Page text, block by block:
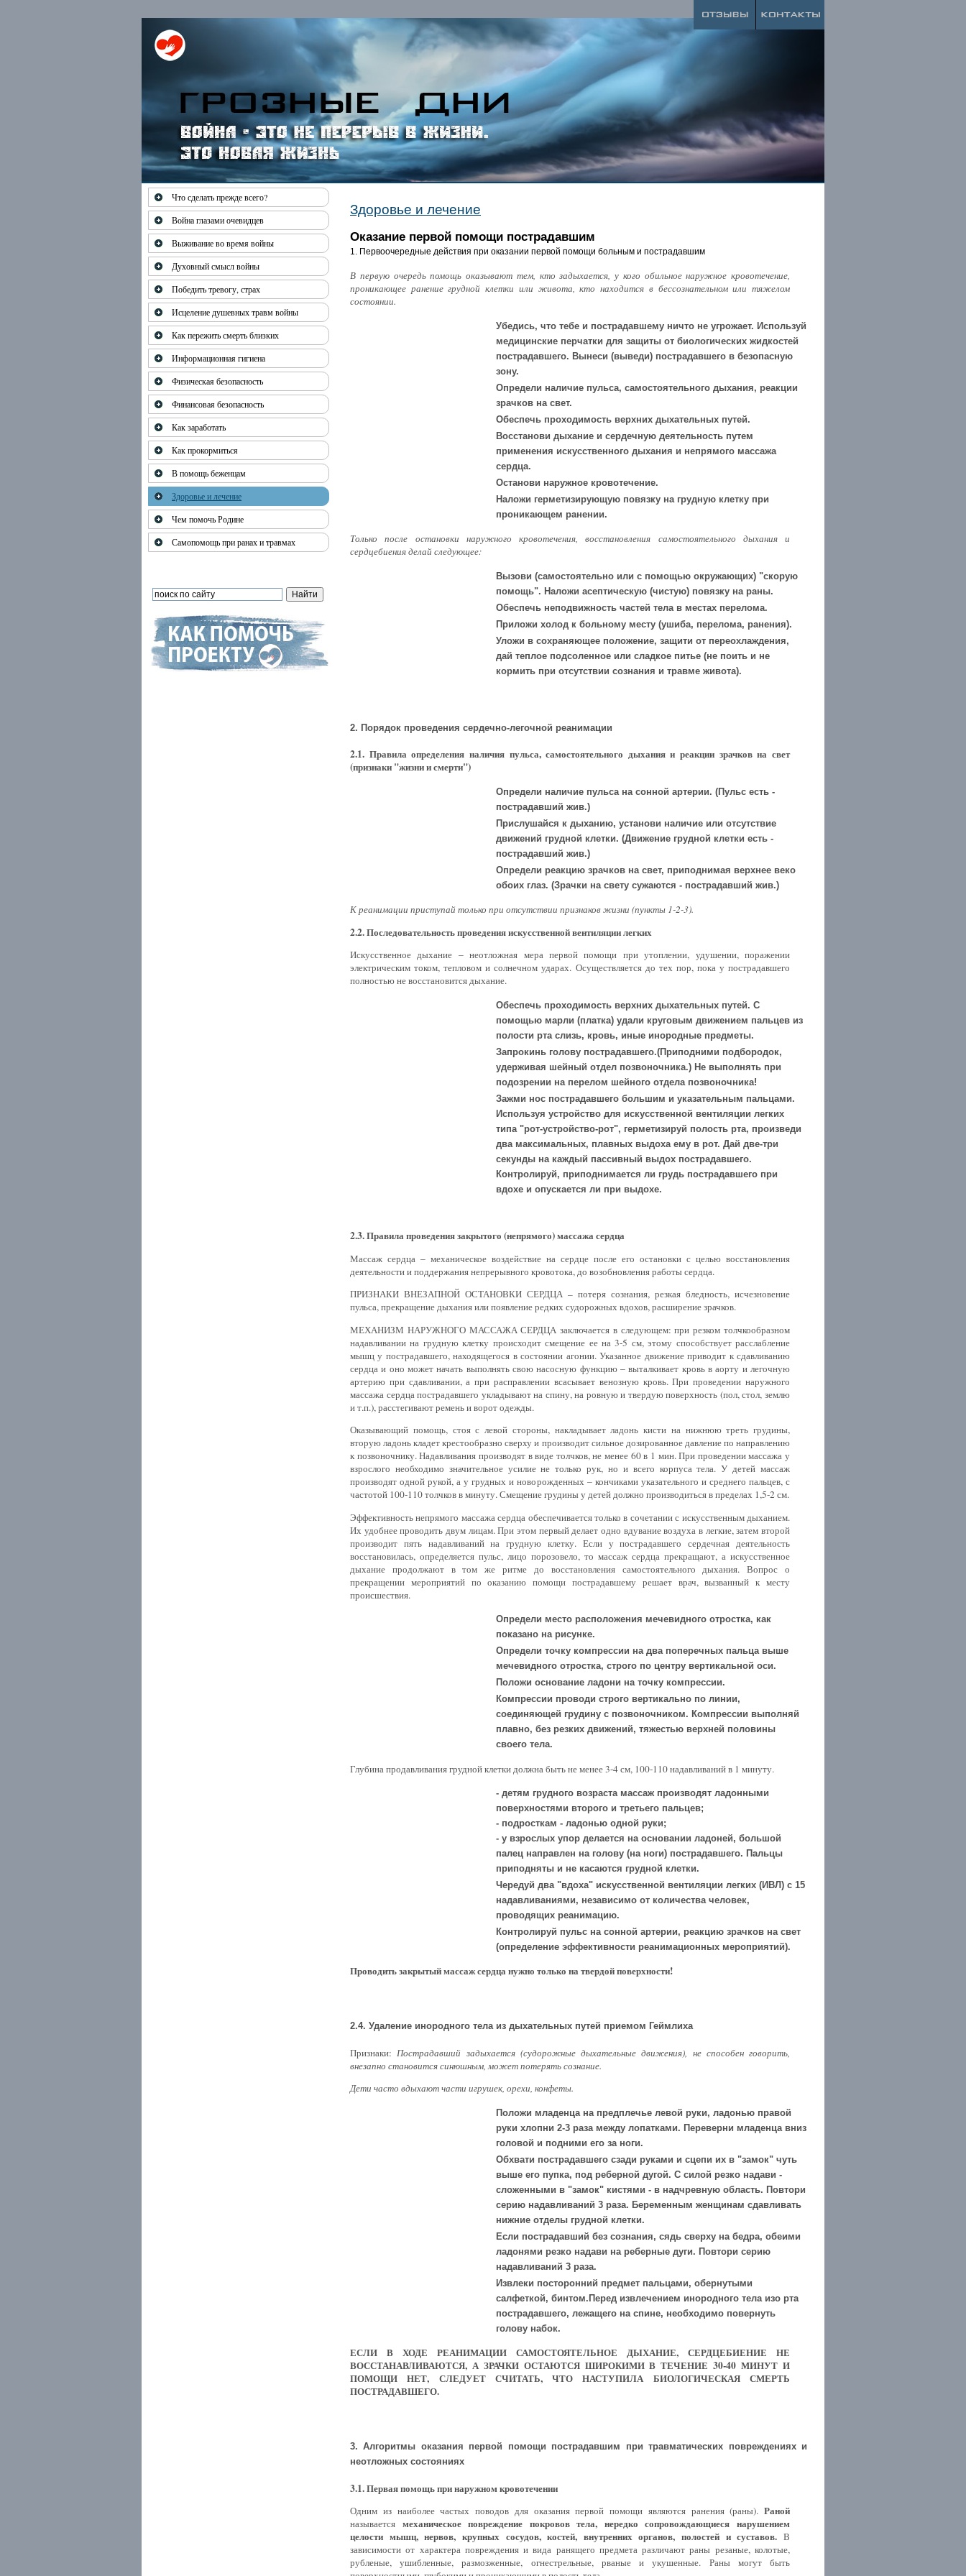
Здоровье и лечение
Оказание первой помощи пострадавшим
1. Первоочередные действия при оказании первой помощи больным и пострадавшим
В первую очередь помощь оказывают тем, кто задыхается, у кого обильное наружное кровотечение,
проникающее ранение грудной клетки или живота, кто находится в бессознательном или тяжелом
состоянии.
Убедись, что тебе и пострадавшему ничто не угрожает. Используй
медицинские перчатки для защиты от биологических жидкостей
пострадавшего. Вынеси (выведи) пострадавшего в безопасную
зону.
Определи наличие пульса, самостоятельного дыхания, реакции
зрачков на свет.
Обеспечь проходимость верхних дыхательных путей.
Восстанови дыхание и сердечную деятельность путем
применения искусственного дыхания и непрямого массажа
сердца.
Останови наружное кровотечение.
Наложи герметизирующую повязку на грудную клетку при
проникающем ранении.
Только после остановки наружного кровотечения, восстановления самостоятельного дыхания и
сердцебиения делай следующее:
Вызови (самостоятельно или с помощью окружающих) "скорую
помощь". Наложи асептическую (чистую) повязку на раны.
Обеспечь неподвижность частей тела в местах перелома.
Приложи холод к больному месту (ушиба, перелома, ранения).
Уложи в сохраняющее положение, защити от переохлаждения,
дай теплое подсоленное или сладкое питье (не поить и не
кормить при отсутствии сознания и травме живота).
2. Порядок проведения сердечно-легочной реанимации
2.1. Правила определения наличия пульса, самостоятельного дыхания и реакции зрачков на свет
(признаки "жизни и смерти")
Определи наличие пульса на сонной артерии. (Пульс есть -
пострадавший жив.)
Прислушайся к дыханию, установи наличие или отсутствие
движений грудной клетки. (Движение грудной клетки есть -
пострадавший жив.)
Определи реакцию зрачков на свет, приподнимая верхнее веко
обоих глаз. (Зрачки на свету сужаются - пострадавший жив.)
К реанимации приступай только при отсутствии признаков жизни (пункты 1-2-3).
2.2. Последовательность проведения искусственной вентиляции легких
Искусственное дыхание – неотложная мера первой помощи при утоплении, удушении, поражении
электрическим током, тепловом и солнечном ударах. Осуществляется до тех пор, пока у пострадавшего
полностью не восстановится дыхание.
Обеспечь проходимость верхних дыхательных путей. С
помощью марли (платка) удали круговым движением пальцев из
полости рта слизь, кровь, иные инородные предметы.
Запрокинь голову пострадавшего.(Приподними подбородок,
удерживая шейный отдел позвоночника.) Не выполнять при
подозрении на перелом шейного отдела позвоночника!
Зажми нос пострадавшего большим и указательным пальцами.
Используя устройство для искусственной вентиляции легких
типа "рот-устройство-рот", герметизируй полость рта, произведи
два максимальных, плавных выдоха ему в рот. Дай две-три
секунды на каждый пассивный выдох пострадавшего.
Контролируй, приподнимается ли грудь пострадавшего при
вдохе и опускается ли при выдохе.
2.3. Правила проведения закрытого (непрямого) массажа сердца
Массаж сердца – механическое воздействие на сердце после его остановки с целью восстановления
деятельности и поддержания непрерывного кровотока, до возобновления работы сердца.
ПРИЗНАКИ ВНЕЗАПНОЙ ОСТАНОВКИ СЕРДЦА – потеря сознания, резкая бледность, исчезновение
пульса, прекращение дыхания или появление редких судорожных вдохов, расширение зрачков.
МЕХАНИЗМ НАРУЖНОГО МАССАЖА СЕРДЦА заключается в следующем: при резком толчкообразном
надавливании на грудную клетку происходит смещение ее на 3-5 см, этому способствует расслабление
мышц у пострадавшего, находящегося в состоянии агонии. Указанное движение приводит к сдавливанию
сердца и оно может начать выполнять свою насосную функцию – выталкивает кровь в аорту и легочную
артерию при сдавливании, а при расправлении всасывает венозную кровь. При проведении наружного
массажа сердца пострадавшего укладывают на спину, на ровную и твердую поверхность (пол, стол, землю
и т.п.), расстегивают ремень и ворот одежды.
Оказывающий помощь, стоя с левой стороны, накладывает ладонь кисти на нижнюю треть грудины,
вторую ладонь кладет крестообразно сверху и производит сильное дозированное давление по направлению
к позвоночнику. Надавливания производят в виде толчков, не менее 60 в 1 мин. При проведении массажа у
взрослого необходимо значительное усилие не только рук, но и всего корпуса тела. У детей массаж
производят одной рукой, а у грудных и новорожденных – кончиками указательного и среднего пальцев, с
частотой 100-110 толчков в минуту. Смещение грудины у детей должно производиться в пределах 1,5-2 см.
Эффективность непрямого массажа сердца обеспечивается только в сочетании с искусственным дыханием.
Их удобнее проводить двум лицам. При этом первый делает одно вдувание воздуха в легкие, затем второй
производит пять надавливаний на грудную клетку. Если у пострадавшего сердечная деятельность
восстановилась, определяется пульс, лицо порозовело, то массаж сердца прекращают, а искусственное
дыхание продолжают в том же ритме до восстановления самостоятельного дыхания. Вопрос о
прекращении мероприятий по оказанию помощи пострадавшему решает врач, вызванный к месту
происшествия.
Определи место расположения мечевидного отростка, как
показано на рисунке.
Определи точку компрессии на два поперечных пальца выше
мечевидного отростка, строго по центру вертикальной оси.
Положи основание ладони на точку компрессии.
Компрессии проводи строго вертикально по линии,
соединяющей грудину с позвоночником. Компрессии выполняй
плавно, без резких движений, тяжестью верхней половины
своего тела.
Глубина продавливания грудной клетки должна быть не менее 3-4 см, 100-110 надавливаний в 1 минуту.
- детям грудного возраста массаж производят ладонными
поверхностями второго и третьего пальцев;
- подросткам - ладонью одной руки;
- у взрослых упор делается на основании ладоней, большой
палец направлен на голову (на ноги) пострадавшего. Пальцы
приподняты и не касаются грудной клетки.
Чередуй два "вдоха" искусственной вентиляции легких (ИВЛ) с 15
надавливаниями, независимо от количества человек,
проводящих реанимацию.
Контролируй пульс на сонной артерии, реакцию зрачков на свет
(определение эффективности реанимационных мероприятий).
Проводить закрытый массаж сердца нужно только на твердой поверхности!
2.4. Удаление инородного тела из дыхательных путей приемом Геймлиха
Признаки:Пострадавший задыхается (судорожные дыхательные движения), не способен говорить,
внезапно становится синюшным, может потерять сознание.
Дети часто вдыхают части игрушек, орехи, конфеты.
Положи младенца на предплечье левой руки, ладонью правой
руки хлопни 2-3 раза между лопатками. Переверни младенца вниз
головой и подними его за ноги.
Обхвати пострадавшего сзади руками и сцепи их в "замок" чуть
выше его пупка, под реберной дугой. С силой резко надави -
сложенными в "замок" кистями - в надчревную область. Повтори
серию надавливаний 3 раза. Беременным женщинам сдавливать
нижние отделы грудной клетки.
Если пострадавший без сознания, сядь сверху на бедра, обеими
ладонями резко надави на реберные дуги. Повтори серию
надавливаний 3 раза.
Извлеки посторонний предмет пальцами, обернутыми
салфеткой, бинтом.Перед извлечением инородного тела изо рта
пострадавшего, лежащего на спине, необходимо повернуть
голову набок.
ЕСЛИ В ХОДЕ РЕАНИМАЦИИ САМОСТОЯТЕЛЬНОЕ ДЫХАНИЕ, СЕРДЦЕБИЕНИЕ НЕ
ВОССТАНАВЛИВАЮТСЯ, А ЗРАЧКИ ОСТАЮТСЯ ШИРОКИМИ В ТЕЧЕНИЕ 30-40 МИНУТ И
ПОМОЩИ НЕТ, СЛЕДУЕТ СЧИТАТЬ, ЧТО НАСТУПИЛА БИОЛОГИЧЕСКАЯ СМЕРТЬ
ПОСТРАДАВШЕГО.
3. Алгоритмы оказания первой помощи пострадавшим при травматических повреждениях и
неотложных состояниях
3.1. Первая помощь при наружном кровотечении
Одним из наиболее частых поводов для оказания первой помощи являются ранения (раны). Раной
называется механическое повреждение покровов тела, нередко сопровождающиеся нарушением
целости мышц, нервов, крупных сосудов, костей, внутренних органов, полостей и суставов. В
зависимости от характера повреждения и вида ранящего предмета различают раны резаные, колотые,
рубленые, ушибленные, размозженные, огнестрельные, рваные и укушенные. Раны могут быть
Что сделать прежде всего?
Война глазами очевидцев
Выживание во время войны
Духовный смысл войны
Победить тревогу, страх
Исцеление душевных травм войны
Как пережить смерть близких
Информационная гигиена
Физическая безопасность
Финансовая безопасность
Как заработать
Как прокормиться
В помощь беженцам
Здоровье и лечение
Чем помочь Родине
Самопомощь при ранах и травмах